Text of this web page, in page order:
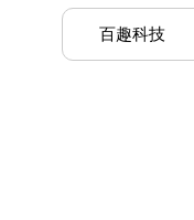
百趣科技